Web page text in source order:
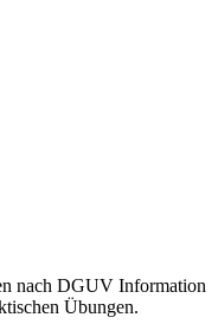
nach DGUV Information
Übungen.